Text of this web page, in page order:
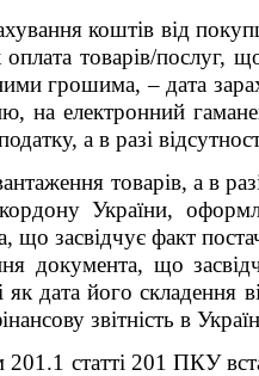
коштів від
товарів/послуг,
грошима, ‒ дата
на електронний
а в разі
товарів, а в
України,
що засвідчує факт
документа, що
як дата його
звітність в
статті 201 ПКУ